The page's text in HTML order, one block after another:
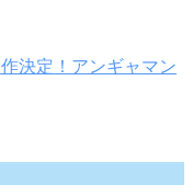
決定！アンギャマン